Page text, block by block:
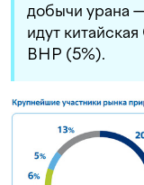
добычи урана
идут
BHP (5%).